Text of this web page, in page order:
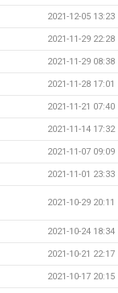
2021-12-05 13:23
2021-11-29 22:28
2021-11-29 08:38
2021-11-28 17:01
2021-11-21 07:40
2021-11-14 17:32
2021-11-07 09:09
2021-11-01 23:33
2021-10-29 20:11
2021-10-24 18:34
2021-10-21 22:17
2021-10-17 20:15